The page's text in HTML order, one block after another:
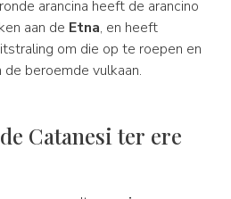
arancina heeft de arancino
aan de Etna, en heeft
om die op te roepen en
beroemde vulkaan.
Catanesi ter ere